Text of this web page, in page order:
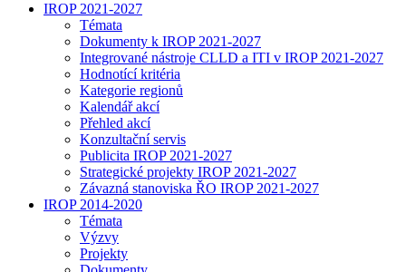
IROP 2021-2027
Témata
Dokumenty k IROP 2021-2027
Integrované nástroje CLLD a ITI v IROP 2021-2027
Hodnotící kritéria
Kategorie regionů
Kalendář akcí
Přehled akcí
Konzultační servis
Publicita IROP 2021-2027
Strategické projekty IROP 2021-2027
Závazná stanoviska ŘO IROP 2021-2027
IROP 2014-2020
Témata
Výzvy
Projekty